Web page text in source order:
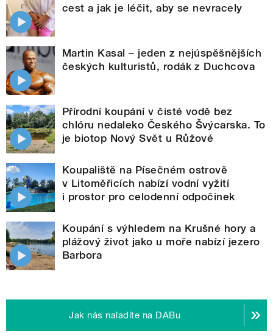
cest a jak je léčit, aby se nevracely
Martin Kasal – jeden z nejúspěšnějších
českých kulturistů, rodák z Duchcova
Přírodní koupání v čisté vodě bez
chlóru nedaleko Českého Švýcarska. To
je biotop Nový Svět u Růžové
Koupaliště na Písečném ostrově
v Litoměřicích nabízí vodní vyžití
i prostor pro celodenní odpočinek
Koupání s výhledem na Krušné hory a
plážový život jako u moře nabízí jezero
Barbora
Jak nás naladíte na DABu